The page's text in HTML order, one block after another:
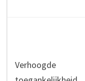
Verhoogde